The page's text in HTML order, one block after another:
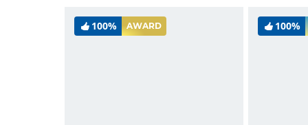
100% AWARD 100%